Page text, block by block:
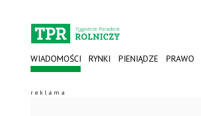
WIADOMOŚCI RYNKI PIENIĄDZE PRAWO